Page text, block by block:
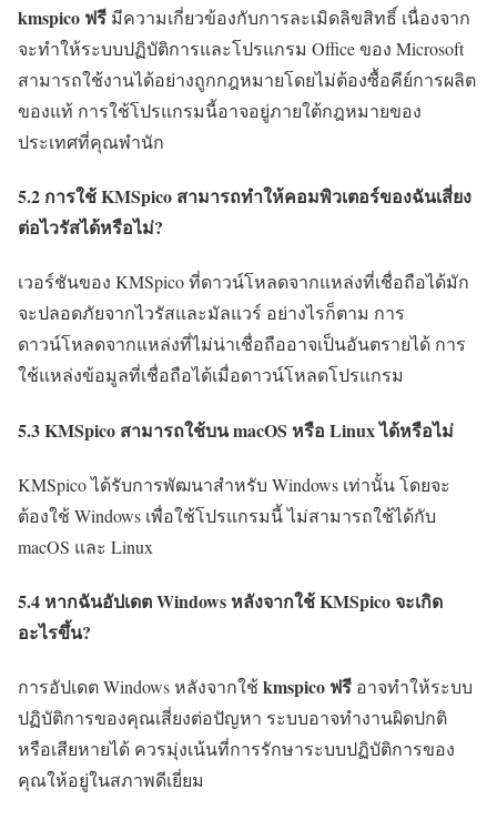
kmspico ฟรี มีความเกี่ยวข้องกับการละเมิดลิขสิทธิ์ เนื่องจาก
จะทำให้ระบบปฏิบัติการและโปรแกรม Office ของ Microsoft
สามารถใช้งานได้อย่างถูกกฎหมายโดยไม่ต้องซื้อคีย์การผลิต
ของแท้ การใช้โปรแกรมนี้อาจอยู่ภายใต้กฎหมายของ
ประเทศที่คุณพำนัก
5.2 การใช้ KMSpico สามารถทำให้คอมพิวเตอร์ของฉันเสี่ยง
ต่อไวรัสได้หรือไม่?
เวอร์ชันของ KMSpico ที่ดาวน์โหลดจากแหล่งที่เชื่อถือได้มัก
จะปลอดภัยจากไวรัสและมัลแวร์ อย่างไรก็ตาม การ
ดาวน์โหลดจากแหล่งที่ไม่น่าเชื่อถืออาจเป็นอันตรายได้ การ
ใช้แหล่งข้อมูลที่เชื่อถือได้เมื่อดาวน์โหลดโปรแกรม
5.3 KMSpico สามารถใช้บน macOS หรือ Linux ได้หรือไม่
KMSpico ได้รับการพัฒนาสำหรับ Windows เท่านั้น โดยจะ
ต้องใช้ Windows เพื่อใช้โปรแกรมนี้ ไม่สามารถใช้ได้กับ
macOS และ Linux
5.4 หากฉันอัปเดต Windows หลังจากใช้ KMSpico จะเกิด
อะไรขึ้น?
การอัปเดต Windows หลังจากใช้kmspico ฟรี อาจทำให้ระบบ
ปฏิบัติการของคุณเสี่ยงต่อปัญหา ระบบอาจทำงานผิดปกติ
หรือเสียหายได้ ควรมุ่งเน้นที่การรักษาระบบปฏิบัติการของ
คุณให้อยู่ในสภาพดีเยี่ยม